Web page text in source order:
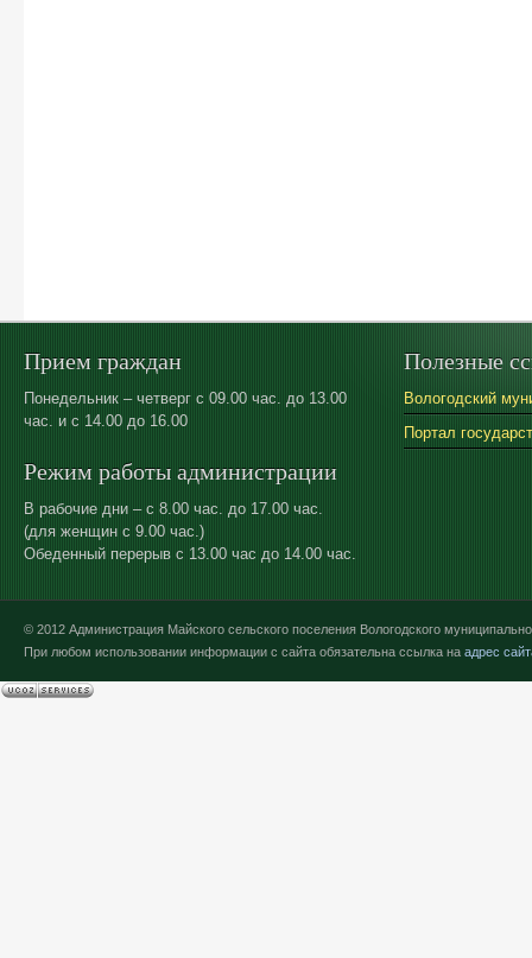
Прием граждан
Понедельник – четверг с 09.00 час. до 13.00
час. и с 14.00 до 16.00
Режим работы администрации
В рабочие дни – с 8.00 час. до 17.00 час.
(для женщин с 9.00 час.)
Обеденный перерыв с 13.00 час до 14.00 час.
Полезные
Вологодский
Портал
© 2012 Администрация Майского сельского поселения Вологодского
При любом использовании информации с сайта обязательна ссылка на адрес